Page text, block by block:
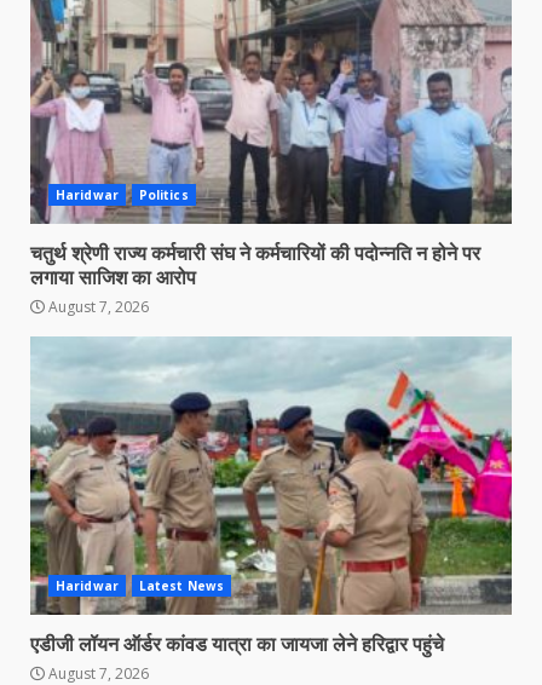
Haridwar Politics
चतुर्थ श्रेणी राज्य कर्मचारी संघ ने कर्मचारियों की पदोन्नति न होने पर
लगाया साजिश का आरोप
August 7, 2026
Haridwar Latest News
एडीजी लॉयन ऑर्डर कांवड यात्रा का जायजा लेने हरिद्वार पहुंचे
August 7, 2026